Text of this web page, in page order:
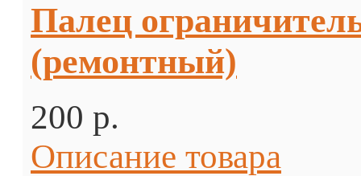
Палец
(ремонтный)
200 p.
Описание товара